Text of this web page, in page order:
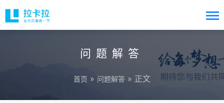
问题解答
首页 » 问题解答 » 正文